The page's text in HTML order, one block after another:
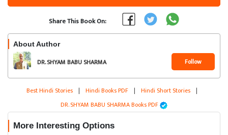
Share This Book On:
About Author
DR. SHYAM BABU SHARMA Follow
Best Hindi Stories | Hindi Books PDF | Hindi Short Stories |
DR. SHYAM BABU SHARMA Books PDF
More Interesting Options